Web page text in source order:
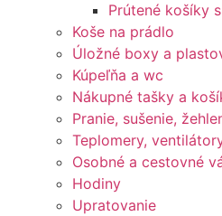
Prútené košíky
Koše na prádlo
Úložné boxy a
Kúpeľňa a wc
Nákupné tašky a
Pranie, sušenie,
Teplomery,
Osobné a cestovné
Hodiny
Upratovanie